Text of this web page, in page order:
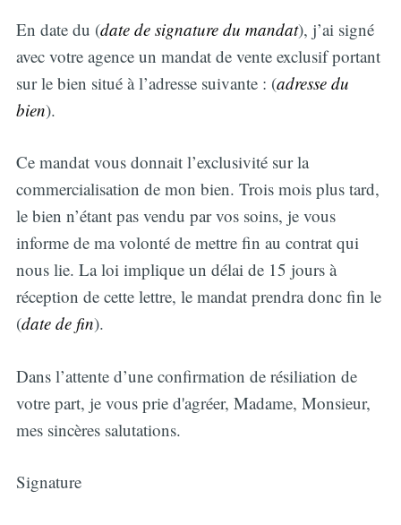
En date du (date de signature du mandat), j’ai signé
avec votre agence un mandat de vente exclusif portant
sur le bien situé à l’adresse suivante : (adresse du
bien).
Ce mandat vous donnait l’exclusivité sur la
commercialisation de mon bien. Trois mois plus tard,
le bien n’étant pas vendu par vos soins, je vous
informe de ma volonté de mettre fin au contrat qui
nous lie. La loi implique un délai de 15 jours à
réception de cette lettre, le mandat prendra donc fin le
(date de fin).
Dans l’attente d’une confirmation de résiliation de
votre part, je vous prie d'agréer, Madame, Monsieur,
mes sincères salutations.
Signature